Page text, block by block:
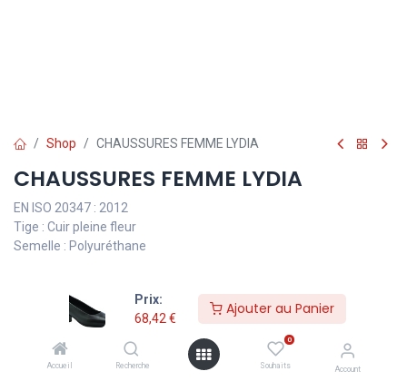
Prix:
68,42 €
Ajouter au Panier
Accueil Recherche
0
Souhaits Account
Shop CHAUSSURES FEMME LYDIA
CHAUSSURES FEMME LYDIA
EN ISO 20347 : 2012
Tige : Cuir pleine fleur
Semelle : Polyuréthane
€ TVA comprise
Pointure